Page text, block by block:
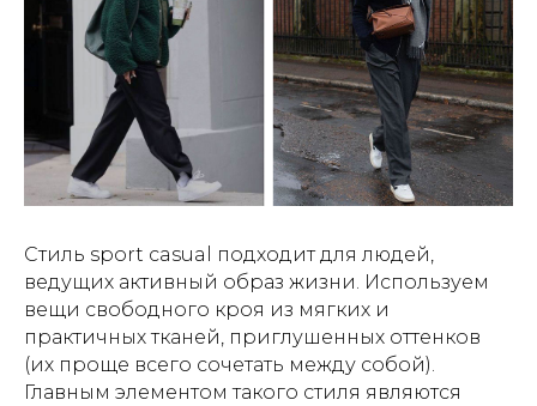
Стиль sport casual​ подходит для людей,
ведущих активный образ жизни. Используем
вещи свободного кроя из мягких и
практичных тканей, приглушенных оттенков
(их проще всего сочетать между собой).
Главным элементом такого стиля являются